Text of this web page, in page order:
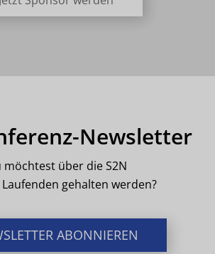
Newsletter
möchtest über die S2N
gehalten werden?
ABONNIEREN